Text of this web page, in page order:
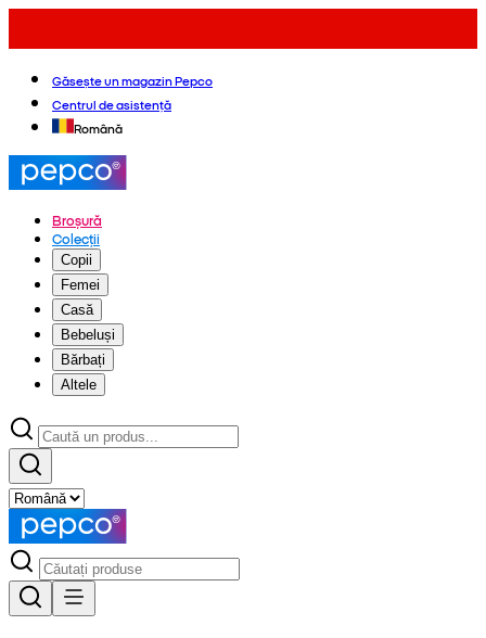
Găsește un magazin Pepco
Centrul de asistență
Română
Broșură
Colecții
Copii
Femei
Casă
Bebeluși
Bărbați
Altele